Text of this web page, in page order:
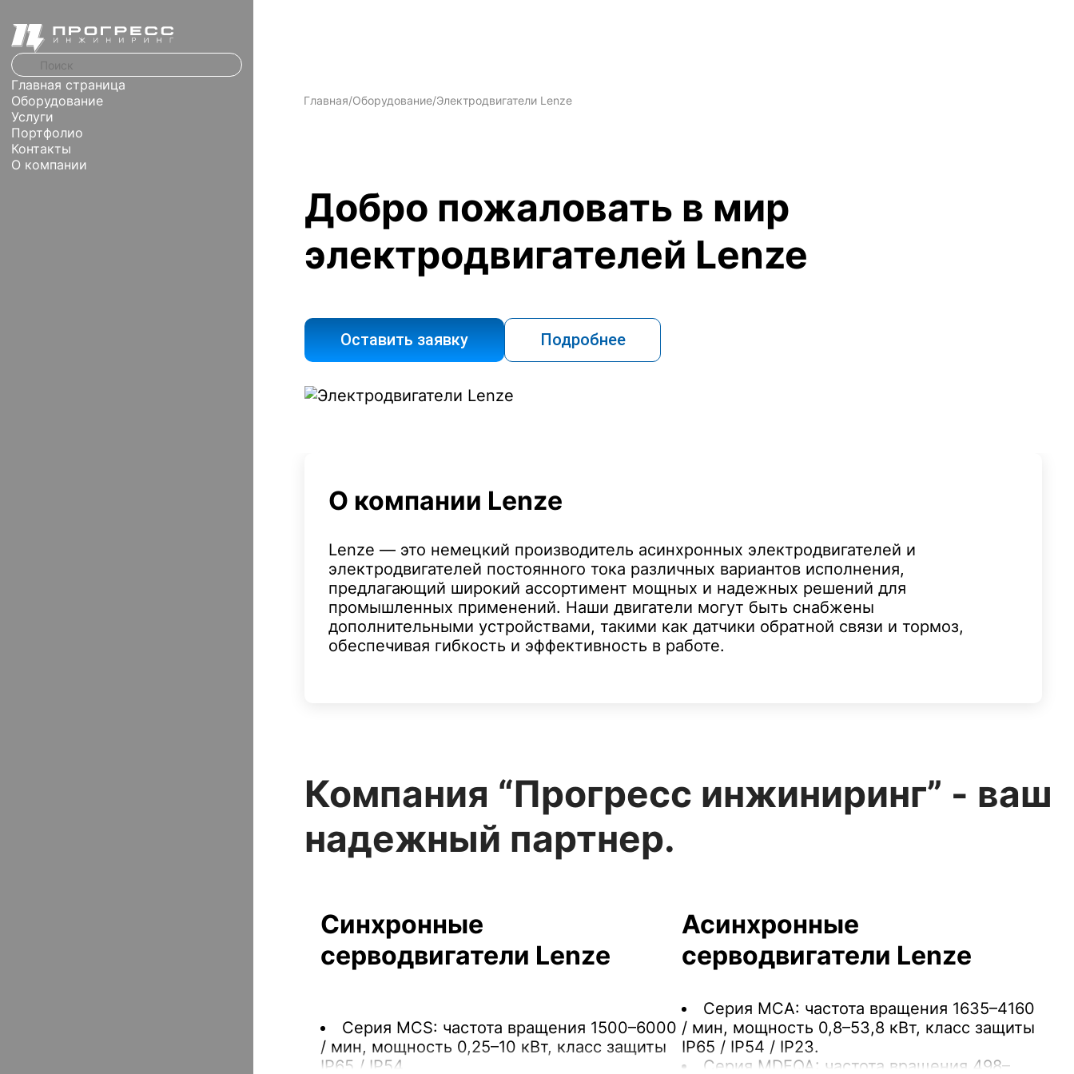
Главная страница
Оборудование
Услуги
Портфолио
Контакты
О компании
Главная/Оборудование/Электродвигатели Lenze
Добро пожаловать в мир
электродвигателей Lenze
Оставить заявку Подробнее
О компании Lenze
Lenze — это немецкий производитель асинхронных электродвигателей и
электродвигателей постоянного тока различных вариантов исполнения,
предлагающий широкий ассортимент мощных и надежных решений для
промышленных применений. Наши двигатели могут быть снабжены
дополнительными устройствами, такими как датчики обратной связи и тормоз,
обеспечивая гибкость и эффективность в работе.
Компания “Прогресс инжиниринг” - ваш
надежный партнер.
Синхронные
серводвигатели Lenze
Серия MCS: частота вращения 1500–6000
/ мин, мощность 0,25–10 кВт, класс защиты
IP65 / IP54.
Асинхронные
серводвигатели Lenze
Серия MCA: частота вращения 1635–4160
/ мин, мощность 0,8–53,8 кВт, класс защиты
IP65 / IP54 / IP23.
Серия MDFQA: частота вращения 498–